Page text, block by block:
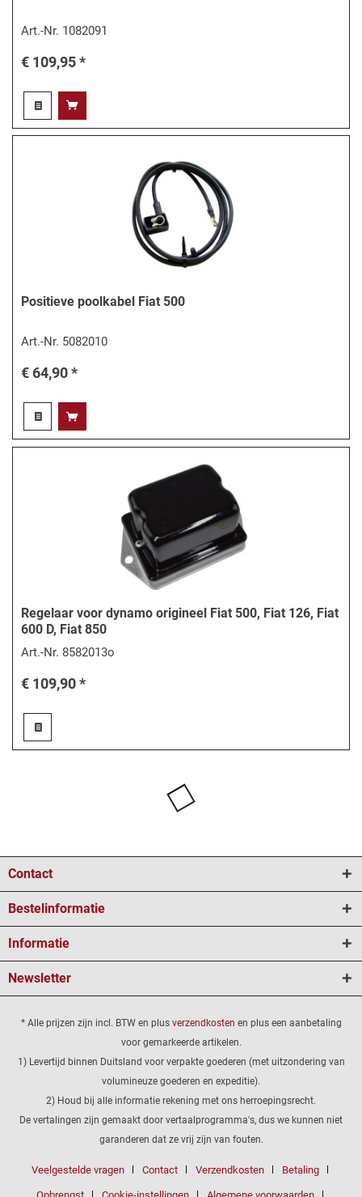
Art.-Nr. 1082091
€ 109,95 *
Positieve poolkabel Fiat 500
Art.-Nr. 5082010
€ 64,90 *
Regelaar voor dynamo origineel Fiat 500, Fiat 126, Fiat
600 D, Fiat 850
Art.-Nr. 8582013o
€ 109,90 *
Contact
Bestelinformatie
Informatie
Newsletter
* Alle prijzen zijn incl. BTW en plus verzendkosten en plus een aanbetaling
voor gemarkeerde artikelen.
1) Levertijd binnen Duitsland voor verpakte goederen (met uitzondering van
volumineuze goederen en expeditie).
2) Houd bij alle informatie rekening met ons herroepingsrecht.
De vertalingen zijn gemaakt door vertaalprogramma's, dus we kunnen niet
garanderen dat ze vrij zijn van fouten.
Veelgestelde vragen Contact Verzendkosten Betaling